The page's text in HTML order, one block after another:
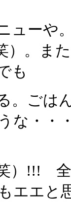
ューや
）。ま
も
。ごは
な・・
）!!!
エエと